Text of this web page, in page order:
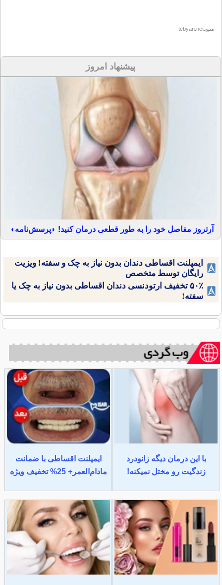
منبع:tebyan.net
پیشنهاد امروز
آرتروز مفاصل خود را به طور قطعی درمان کنید! ◗پرسش‌نامه◖
ایمپلنت اقساطی دندان بدون نیاز به چک و سفته! ویزیت
رایگان توسط متخصص
۵۰٪ تخفیف ارتودنسی دندان اقساطی بدون نیاز به چک یا
سفته!
با این درمان دیگه زانودرد
زندگیت رو مختل نمیکنه!
ایمپلنت اقساطی با ضمانت
مادام‌العمر+ 25% تخفیف ویژه